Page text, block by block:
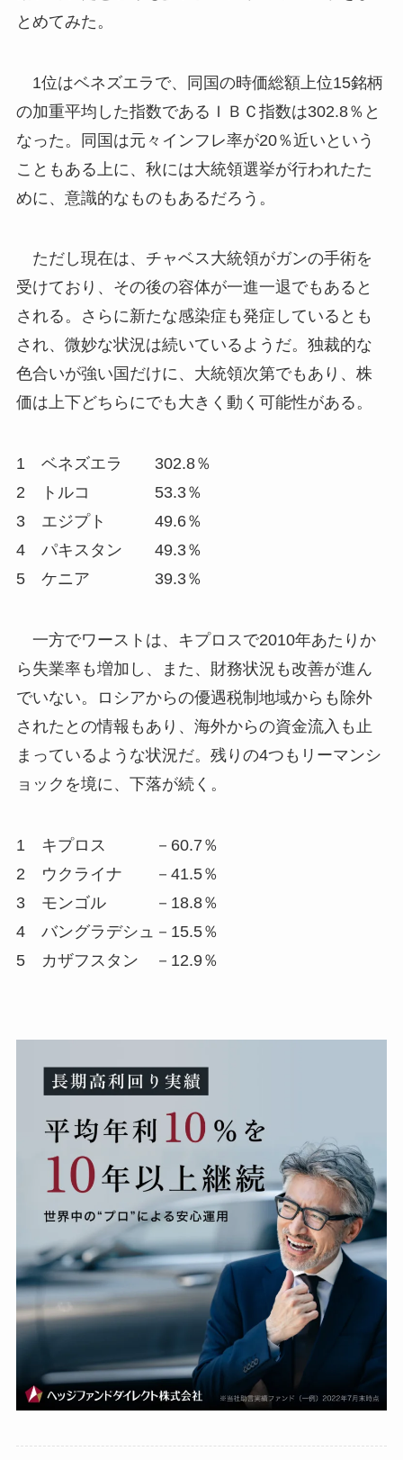
とめてみた。
1位はベネズエラで、同国の時価総額上位15銘柄
の加重平均した指数であるＩＢＣ指数は302.8％と
なった。同国は元々インフレ率が20％近いという
こともある上に、秋には大統領選挙が行われたた
めに、意識的なものもあるだろう。
ただし現在は、チャベス大統領がガンの手術を
受けており、その後の容体が一進一退でもあると
される。さらに新たな感染症も発症しているとも
され、微妙な状況は続いているようだ。独裁的な
色合いが強い国だけに、大統領次第でもあり、株
価は上下どちらにでも大きく動く可能性がある。
1 ベネズエラ 302.8％
2 トルコ 53.3％
3 エジプト 49.6％
4 パキスタン 49.3％
5 ケニア 39.3％
一方でワーストは、キプロスで2010年あたりか
ら失業率も増加し、また、財務状況も改善が進ん
でいない。ロシアからの優遇税制地域からも除外
されたとの情報もあり、海外からの資金流入も止
まっているような状況だ。残りの4つもリーマンシ
ョックを境に、下落が続く。
1 キプロス －60.7％
2 ウクライナ －41.5％
3 モンゴル －18.8％
4 バングラデシュ－15.5％
5 カザフスタン －12.9％